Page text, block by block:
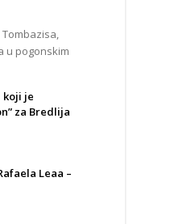
u pogonskim
koji je
za Bredlija
Leaa –